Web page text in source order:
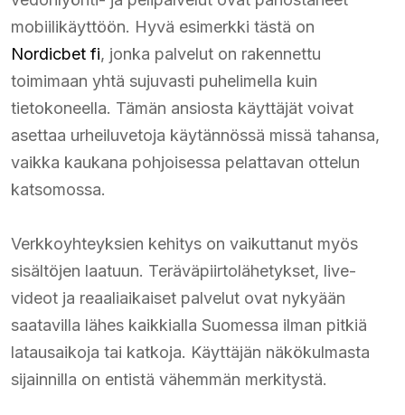
mobiilikäyttöön. Hyvä esimerkki tästä on
Nordicbet fi, jonka palvelut on rakennettu
toimimaan yhtä sujuvasti puhelimella kuin
tietokoneella. Tämän ansiosta käyttäjät voivat
asettaa urheiluvetoja käytännössä missä tahansa,
vaikka kaukana pohjoisessa pelattavan ottelun
katsomossa.
Verkkoyhteyksien kehitys on vaikuttanut myös
sisältöjen laatuun. Teräväpiirtolähetykset, live-
videot ja reaaliaikaiset palvelut ovat nykyään
saatavilla lähes kaikkialla Suomessa ilman pitkiä
latausaikoja tai katkoja. Käyttäjän näkökulmasta
sijainnilla on entistä vähemmän merkitystä.